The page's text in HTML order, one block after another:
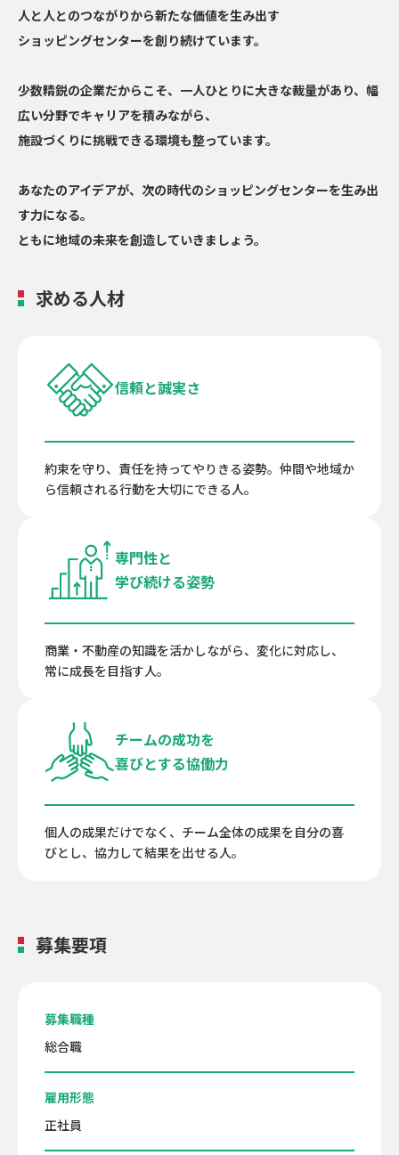
人と人とのつながりから新たな価値を生み出す
ショッピングセンターを創り続けています。
少数精鋭の企業だからこそ、一人ひとりに大きな裁量があり、 幅
広い分野でキャリアを積みながら、
施設づくりに挑戦できる環境も整っています。
あなたのアイデアが、次の時代のショッピングセンターを生み出
す力になる。
ともに地域の未来を創造していきましょう。
求める人材
信頼と誠実さ
約束を守り、責任を持ってやりきる姿勢。仲間や地域か
ら信頼される行動を大切にできる人。
専門性と
学び続ける姿勢
商業・不動産の知識を活かしながら、変化に対応し、
常に成長を目指す人。
チームの成功を
喜びとする協働力
個人の成果だけでなく、チーム全体の成果を自分の喜
びとし、協力して結果を出せる人。
募集要項
募集職種
総合職
雇用形態
正社員